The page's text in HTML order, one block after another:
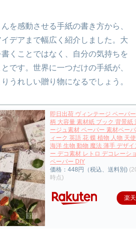
を感動させる手紙の書き方から、
デアまで幅広く紹介しました。大
くことではなく、自分の気持ちを
です。世界に一つだけの手紙が、
うれしい贈り物になるでしょう。
即日出荷 ヴィンテージ ペーパ
柄 大容量 素材紙 ブック 背景紙
ージュ素材 ペーパー 素材ペー
ィーク 英語 花 蝶 植物 人物 天
海洋 生物 動物 魔法 薄手 デザ
ー デコ素材 レトロ デコレーシ
ペーパー DIY
価格：448円（税込、送料別)
時点)
楽